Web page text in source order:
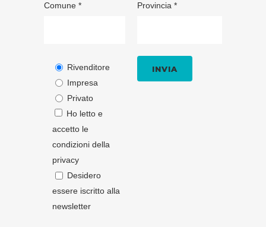
Comune *
Rivenditore
Impresa
Privato
Ho letto e
accetto le
condizioni della
privacy
Desidero
essere iscritto alla
newsletter
Provincia *